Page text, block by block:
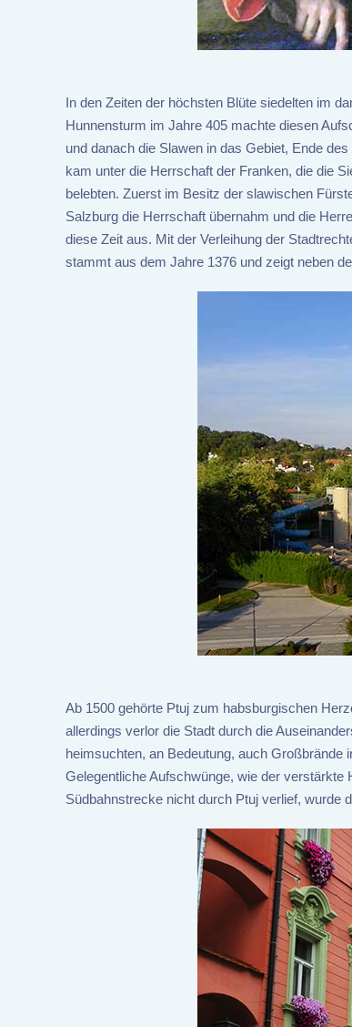
In den Zeiten der höchsten Blüte siedelten im
Hunnensturm im Jahre 405 machte diesen
und danach die Slawen in das Gebiet, Ende
kam unter die Herrschaft der Franken, die die
belebten. Zuerst im Besitz der slawischen
Salzburg die Herrschaft übernahm und die
diese Zeit aus. Mit der Verleihung der
stammt aus dem Jahre 1376 und zeigt neben
Ab 1500 gehörte Ptuj zum habsburgischen
allerdings verlor die Stadt durch die
heimsuchten, an Bedeutung, auch Großbrände
Gelegentliche Aufschwünge, wie der verstärkte
Südbahnstrecke nicht durch Ptuj verlief, wurde